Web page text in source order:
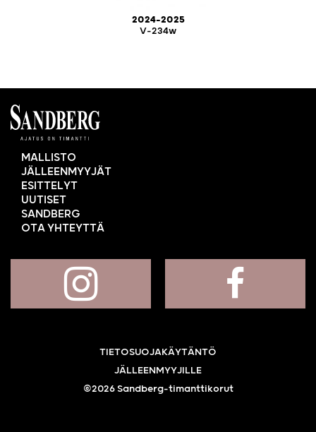
2024-2025
V-234w
MALLISTO
JÄLLEENMYYJÄT
ESITTELYT
UUTISET
SANDBERG
OTA YHTEYTTÄ
TIETOSUOJAKÄYTÄNTÖ
JÄLLEENMYYJILLE
©2026 Sandberg-timanttikorut